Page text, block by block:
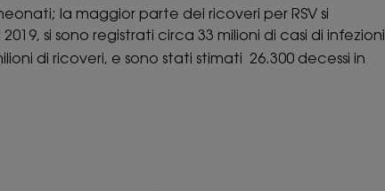
la maggior parte dei ricoveri per RSV si
si sono registrati circa 33 milioni di casi di infezioni
di ricoveri, e sono stati stimati 26.300 decessi in